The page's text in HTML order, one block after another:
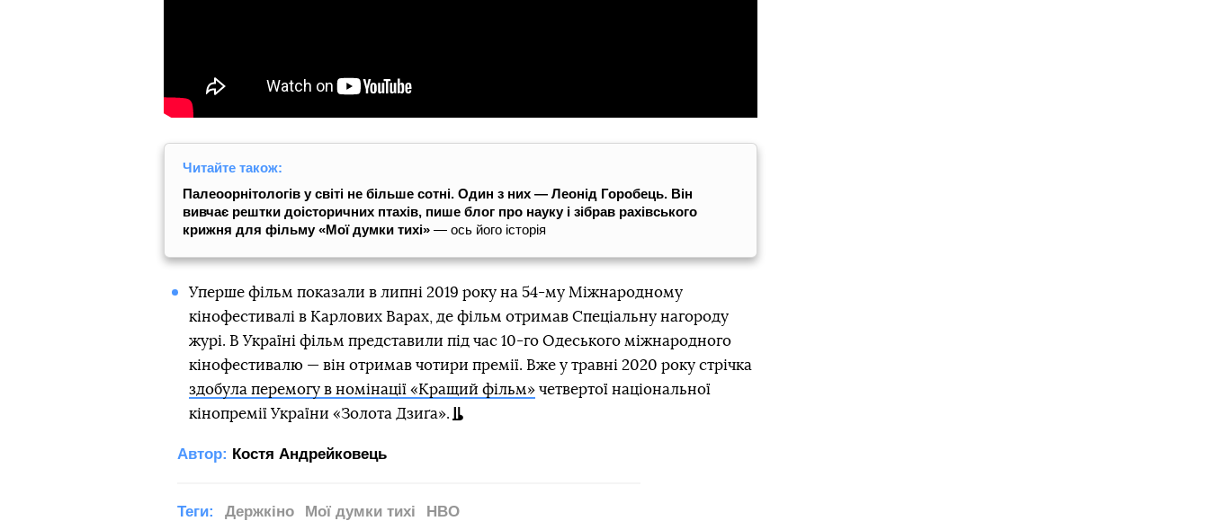
Читайте також:
Палеоорнітологів у світі не більше сотні. Один з них — Леонід Горобець. Він
вивчає рештки доісторичних птахів, пише блог про науку і зібрав рахівського
крижня для фільму «Мої думки тихі» — ось його історія
Уперше фільм показали в липні 2019 року на 54-му Міжнародному
кінофестивалі в Карлових Варах, де фільм отримав Спеціальну нагороду
журі. В Україні фільм представили під час 10-го Одеського міжнародного
кінофестивалю — він отримав чотири премії. Вже у травні 2020 року стрічка
здобула перемогу в номінації «Кращий фільм»четвертої національної
кінопремії України «Золота Дзиґа».
Автор: Костя Андрейковець
Теги: Держкіно Мої думки тихі HBO